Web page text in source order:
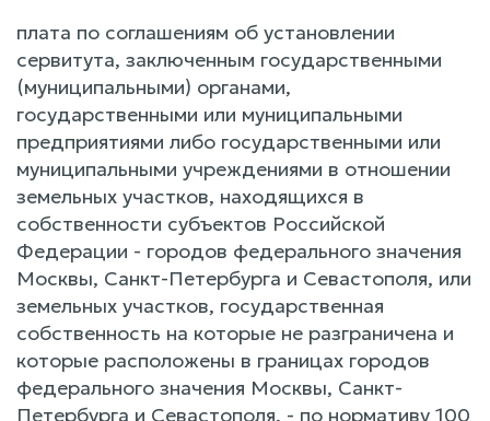
плата по соглашениям об установлении
сервитута, заключенным государственными
(муниципальными) органами,
государственными или муниципальными
предприятиями либо государственными или
муниципальными учреждениями в отношении
земельных участков, находящихся в
собственности субъектов Российской
Федерации - городов федерального значения
Москвы, Санкт-Петербурга и Севастополя, или
земельных участков, государственная
собственность на которые не разграничена и
которые расположены в границах городов
федерального значения Москвы, Санкт-
Петербурга и Севастополя, - по нормативу 100